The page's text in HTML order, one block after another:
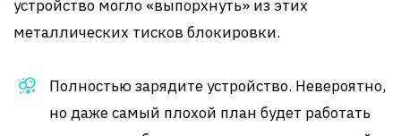
устройство могло «выпорхнуть» из этих
металлических тисков блокировки.
Полностью зарядите устройство. Невероятно,
но даже самый плохой план будет работать